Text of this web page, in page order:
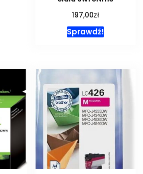
197,00zł
Sprawdź!